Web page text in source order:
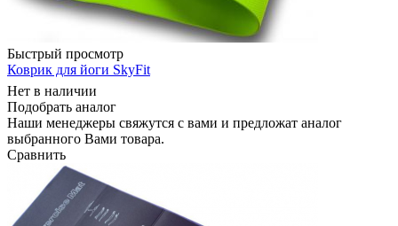
Быстрый просмотр
Коврик для йоги SkyFit
Нет в наличии
Подобрать аналог
Наши менеджеры свяжутся с вами и предложат аналог
выбранного Вами товара.
Сравнить